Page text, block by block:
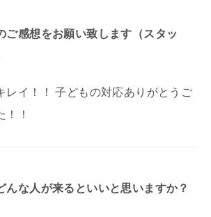
ご感想をお願い致します（スタッ
レイ！！ 子どもの対応ありがとうご
！！
んな人が来るといいと思いますか？